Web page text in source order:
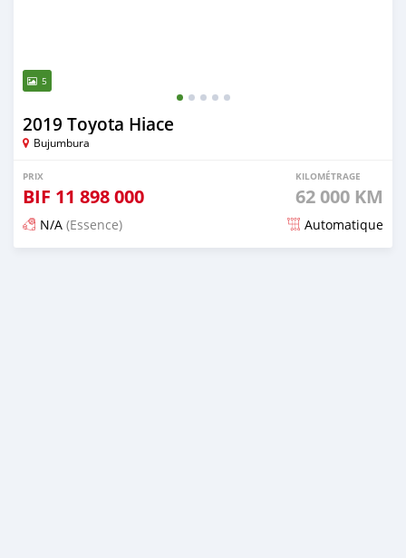
5
2019 Toyota Hiace
Bujumbura
PRIX
BIF 11 898 000
KILOMÉTRAGE
62 000 KM
N/A (Essence) Automatique